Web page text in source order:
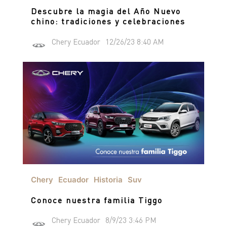
CAMPAÑA DE SEGURIDAD
ASSISTANCE
Descubre la magia del Año Nuevo
chino: tradiciones y celebraciones
Chery Ecuador 12/26/23 8:40 AM
Chery Ecuador Historia Suv
Conoce nuestra familia Tiggo
Chery Ecuador 8/9/23 3:46 PM